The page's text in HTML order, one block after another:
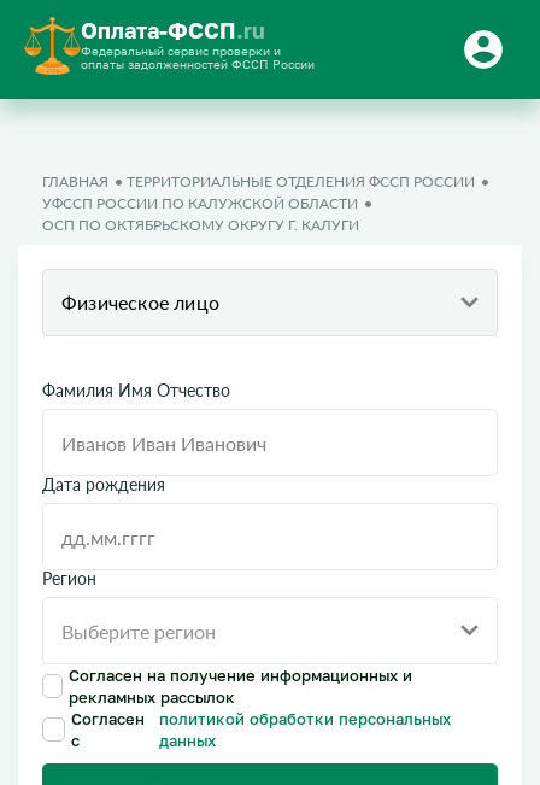
Оплата-ФССП.ru
Федеральный сервис проверки и
оплаты задолженностей ФССП России
ГЛАВНАЯ
ТЕРРИТОРИАЛЬНЫЕ ОТДЕЛЕНИЯ ФССП РОССИИ
УФССП РОССИИ ПО КАЛУЖСКОЙ ОБЛАСТИ
ОСП ПО ОКТЯБРЬСКОМУ ОКРУГУ Г. КАЛУГИ
Физическое лицо
Фамилия Имя Отчество
Дата рождения
Регион
Согласен на получение информационных и
рекламных рассылок
Согласен
с
политикой обработки персональных
данных